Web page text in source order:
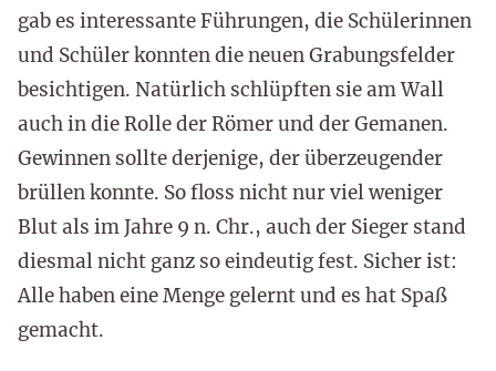
gab es interessante Führungen, die Schülerinnen
und Schüler konnten die neuen Grabungsfelder
besichtigen. Natürlich schlüpften sie am Wall
auch in die Rolle der Römer und der Gemanen.
Gewinnen sollte derjenige, der überzeugender
brüllen konnte. So floss nicht nur viel weniger
Blut als im Jahre 9 n. Chr., auch der Sieger stand
diesmal nicht ganz so eindeutig fest. Sicher ist:
Alle haben eine Menge gelernt und es hat Spaß
gemacht.